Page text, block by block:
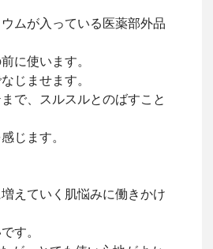
ムが入っている医薬部外品
に使います。
じませます。
で、スルスルとのばすこと
じます。
えていく肌悩みに働きかけ
す。